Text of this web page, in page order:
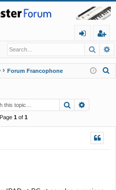
in
eg
ist
er
Forum Francophone
h
Search
1of 1